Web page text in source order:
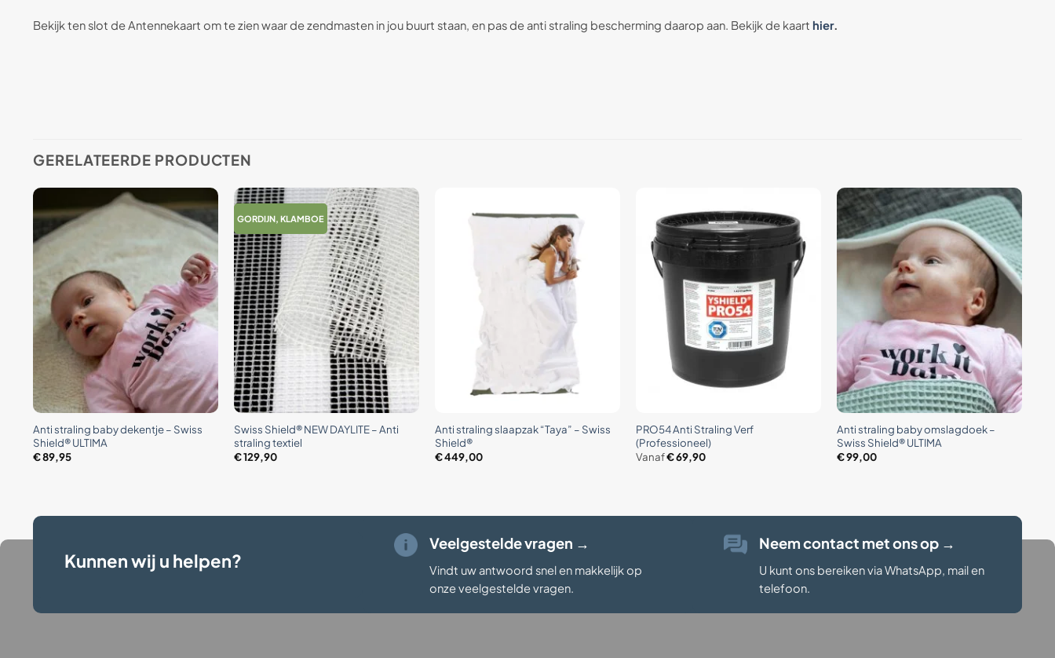
Bekijk ten slot de Antennekaart om te zien waar de zendmasten in jou buurt staan, en pas de anti straling bescherming daarop aan. Bekijk de kaart hier.
GERELATEERDE PRODUCTEN
Anti straling baby dekentje – Swiss
Shield® ULTIMA
€89,95
GORDIJN, KLAMBOE
+
Swiss Shield® NEW DAYLITE – Anti
straling textiel
€129,90
Anti straling slaapzak “Taya” – Swiss
Shield®
€449,00
PRO54 Anti Straling Verf
(Professioneel)
Vanaf€69,90
+
Anti straling baby omslagdoek –
Swiss Shield® ULTIMA
€99,00
Kunnen wij u helpen?
Veelgestelde vragen →
Vindt uw antwoord snel en makkelijk op
onze veelgestelde vragen.
Neem contact met ons op →
U kunt ons bereiken via WhatsApp, mail en
telefoon.